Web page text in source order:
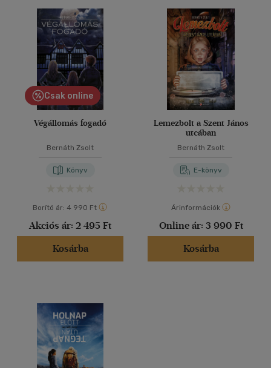
Csak online
Végállomás fogadó
Bernáth Zsolt
Könyv
Borító ár: 4 990 Ft
Akciós ár: 2 495 Ft
Kosárba
Lemezbolt a Szent János
utcában
Bernáth Zsolt
E-könyv
Árinformációk
Online ár: 3 990 Ft
Kosárba